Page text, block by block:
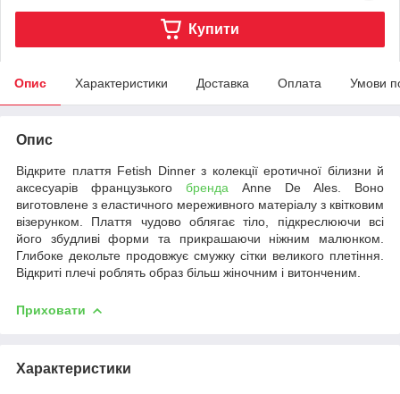
Купити
Опис Характеристики Доставка Оплата Умови
Опис
Відкрите плаття Fetish Dinner з колекції еротичної білизни й
аксесуарів французького бренда Anne De Ales. Воно
виготовлене з еластичного мереживного матеріалу з квітковим
візерунком. Плаття чудово облягає тіло, підкреслюючи всі
його збудливі форми та прикрашаючи ніжним малюнком.
Глибоке декольте продовжує смужку сітки великого плетіння.
Відкриті плечі роблять образ більш жіночним і витонченим.
Приховати
Характеристики